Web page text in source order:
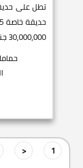
حديقة خاصة 175 متر
30,000,000 جنيه
1
<